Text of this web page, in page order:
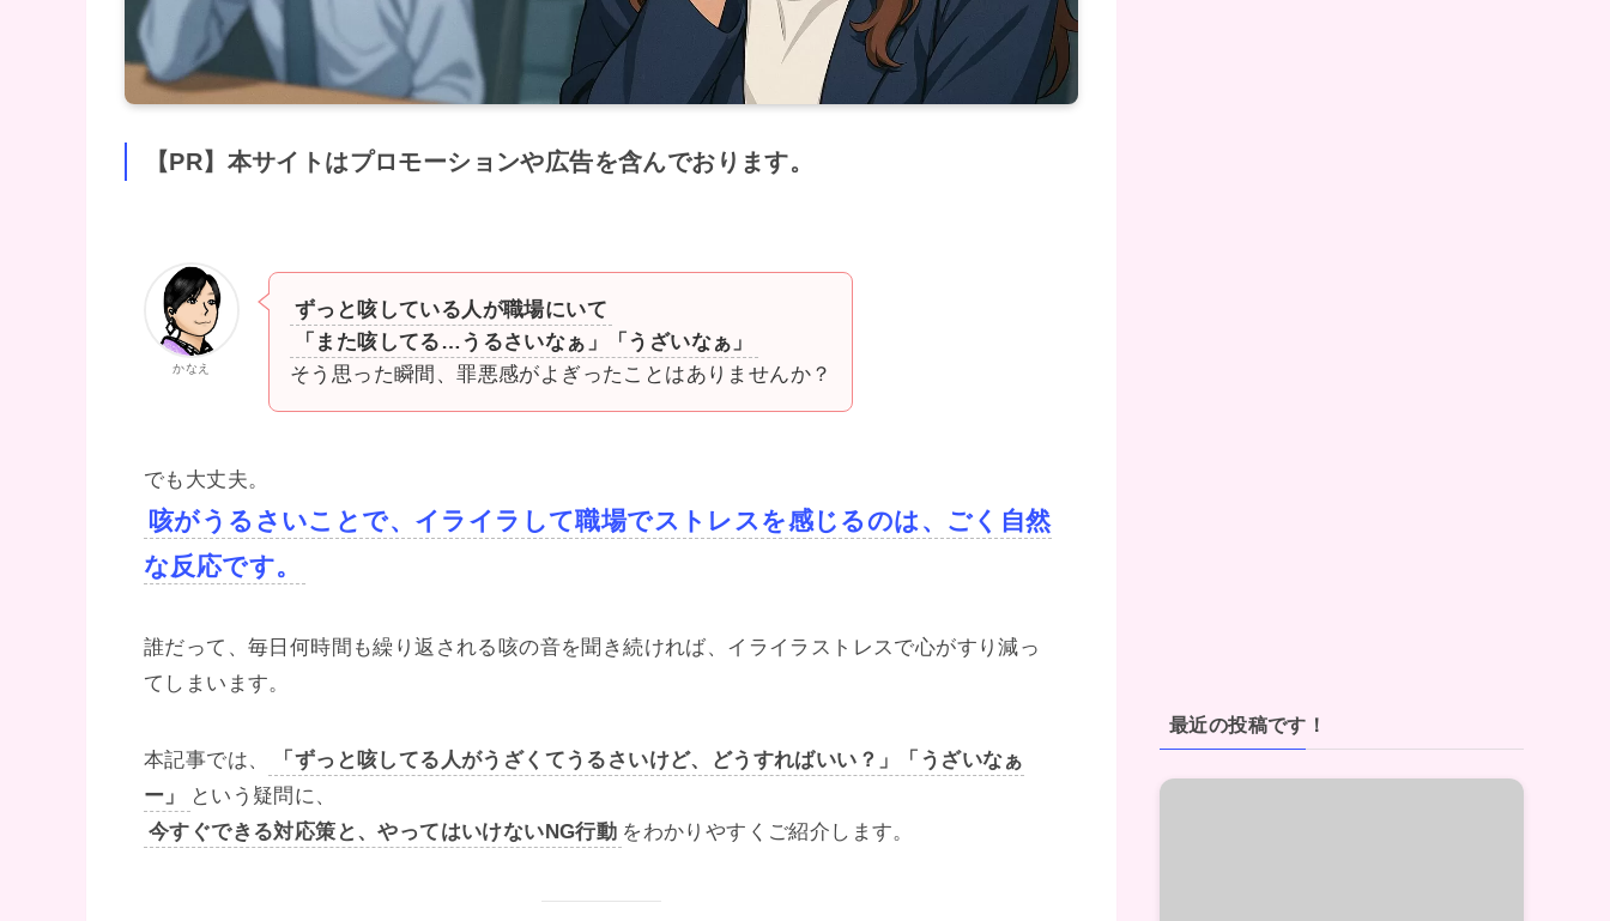
【PR】本サイトはプロモーションや広告を含んでおります。
かなえ
ずっと咳している人が職場にいて
「また咳してる…うるさいなぁ」
「うざいなぁ」
そう思った瞬間、罪悪感がよぎったことはありませんか？
でも大丈夫。
咳がうるさいことで、イライラして職場でストレスを感じるのは、ごく自然
な反応です。
誰だって、毎日何時間も繰り返される咳の音を聞き続ければ、イライラストレスで心がすり減っ
てしまいます。
本記事では、
「ずっと咳してる人がうざくてうるさいけど、どうすればいい？」「うざいなぁ
ー」
という疑問に、
今すぐできる対応策と、やってはいけないNG行動 をわかりやすくご紹介します。
最近の投稿です！